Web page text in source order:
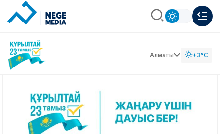
Алматы +3°C